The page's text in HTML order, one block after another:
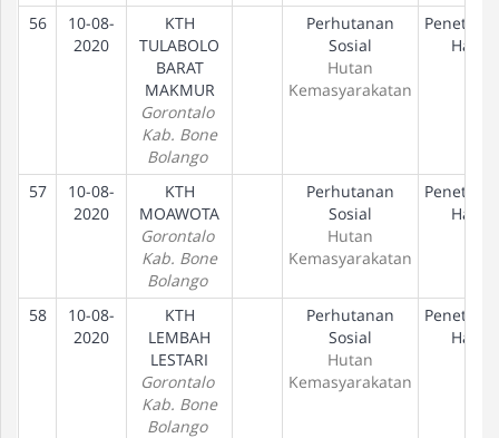
56
10-08-
2020
KTH
TULABOLO
BARAT
MAKMUR
Gorontalo
Kab. Bone
Bolango
Perhutanan
Sosial
Hutan
Kemasyarakatan
Hak
57
10-08-
2020
KTH
MOAWOTA
Gorontalo
Kab. Bone
Bolango
Perhutanan
Sosial
Hutan
Kemasyarakatan
Hak
58
10-08-
2020
KTH
LEMBAH
LESTARI
Gorontalo
Kab. Bone
Bolango
Perhutanan
Sosial
Hutan
Kemasyarakatan
Hak